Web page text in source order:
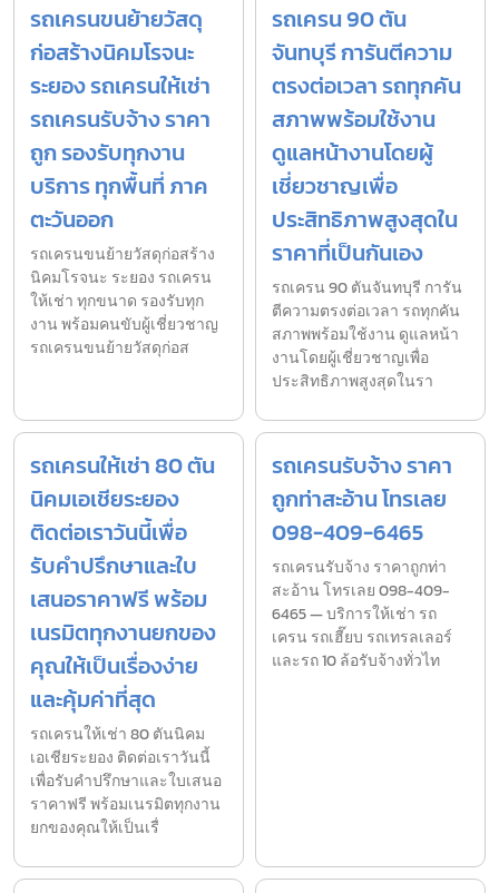
รถเครนขนย้ายวัสดุ
ก่อสร้างนิคมโรจนะ
ระยอง รถเครนให้เช่า
รถเครนรับจ้าง ราคา
ถูก รองรับทุกงาน
บริการ ทุกพื้นที่ ภาค
ตะวันออก
รถเครนขนย้ายวัสดุก่อสร้าง
นิคมโรจนะ ระยอง รถเครน
ให้เช่า ทุกขนาด รองรับทุก
งาน พร้อมคนขับผู้เชี่ยวชาญ
รถเครนขนย้ายวัสดุก่อส
รถเครน 90 ตัน
จันทบุรี การันตีความ
ตรงต่อเวลา รถทุกคัน
สภาพพร้อมใช้งาน
ดูแลหน้างานโดยผู้
เชี่ยวชาญเพื่อ
ประสิทธิภาพสูงสุดใน
ราคาที่เป็นกันเอง
รถเครน 90 ตันจันทบุรี การัน
ตีความตรงต่อเวลา รถทุกคัน
สภาพพร้อมใช้งาน ดูแลหน้า
งานโดยผู้เชี่ยวชาญเพื่อ
ประสิทธิภาพสูงสุดในรา
รถเครนให้เช่า 80 ตัน
นิคมเอเชียระยอง
ติดต่อเราวันนี้เพื่อ
รับคำปรึกษาและใบ
เสนอราคาฟรี พร้อม
เนรมิตทุกงานยกของ
คุณให้เป็นเรื่องง่าย
และคุ้มค่าที่สุด
รถเครนให้เช่า 80 ตันนิคม
เอเชียระยอง ติดต่อเราวันนี้
เพื่อรับคำปรึกษาและใบเสนอ
ราคาฟรี พร้อมเนรมิตทุกงาน
ยกของคุณให้เป็นเรื่
รถเครนรับจ้าง ราคา
ถูกท่าสะอ้าน โทรเลย
098-409-6465
รถเครนรับจ้าง ราคาถูกท่า
สะอ้าน โทรเลย 098-409-
6465 — บริการให้เช่า รถ
เครน รถเฮี๊ยบ รถเทรลเลอร์
และรถ 10 ล้อรับจ้างทั่วไท